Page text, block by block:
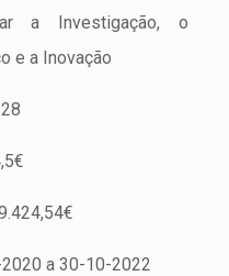
a Investigação, o
e a Inovação
a 30-10-2022